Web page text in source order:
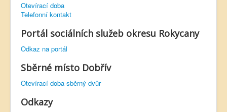
Otevírací doba
Telefonní kontakt
Portál sociálních služeb okresu Rokycany
Odkaz na portál
Sběrné místo Dobřív
Otevírací doba sběrný dvůr
Odkazy